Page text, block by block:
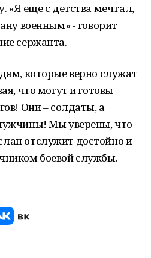
«Я еще с детства мечтал,
военным» - говорит
сержанта.
которые верно служат
что могут и готовы
Они – солдаты, а
Мы уверены, что
отслужит достойно и
боевой службы.